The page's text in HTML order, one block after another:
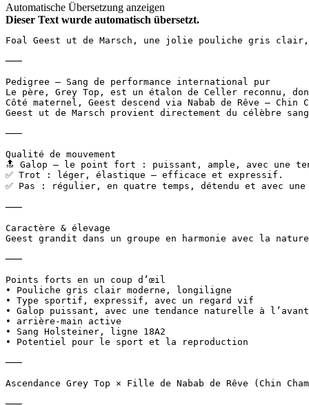
Automatische Übersetzung anzeigen
Dieser Text wurde automatisch übersetzt.
Foal Geest ut de Marsch, une jolie pouliche gris clair,
───
Pedigree – Sang de performance international pur
Le père, Grey Top, est un étalon de Celler reconnu,
Côté maternel, Geest descend via Nabab de Rêve –
Geest ut de Marsch provient directement du célèbre
───
Qualité de mouvement
🔝 Galop – le point fort : puissant, ample, avec une
✅ Trot : léger, élastique – efficace et expressif.
✅ Pas : régulier, en quatre temps, détendu et avec une
───
Caractère & élevage
Geest grandit dans un groupe en harmonie avec la
───
Points forts en un coup d’œil
• Pouliche gris clair moderne, longiligne
• Type sportif, expressif, avec un regard vif
• Galop puissant, avec une tendance naturelle à
• arrière-main active
• Sang Holsteiner, ligne 18A2
• Potentiel pour le sport et la reproduction
───
Ascendance Grey Top × Fille de Nabab de Rêve (Chin